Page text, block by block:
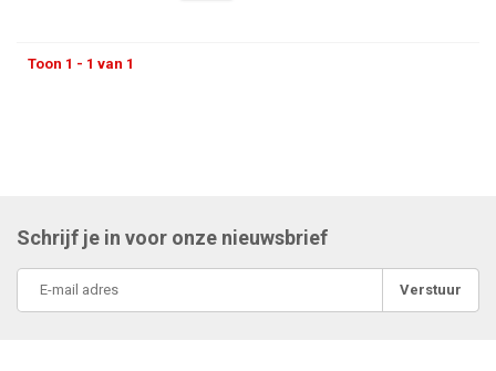
Toon 1 - 1 van 1
Schrijf je in voor onze nieuwsbrief
Verstuur